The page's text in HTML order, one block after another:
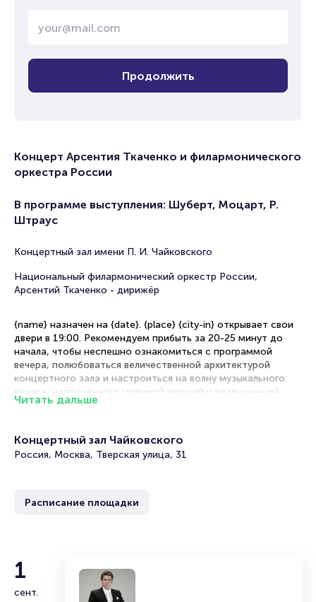
Продолжить
Концерт Арсентия Ткаченко и филармонического
оркестра России
В программе выступления: Шуберт, Моцарт, Р.
Штраус
Концертный зал имени П. И. Чайковского
Национальный филармонический оркестр России,
Арсентий Ткаченко - дирижёр
{name} назначен на {date}. {place} {city-in} открывает свои
двери в 19:00. Рекомендуем прибыть за 20-25 минут до
начала, чтобы неспешно ознакомиться с программой
вечера, полюбоваться величественной архитектурой
концертного зала и настроиться на волну музыкального
вечера, наполненного глубиной эмоций и возвышенной
красотой.
Центральный партер — оптимальное расположение для
Боковой партер — благоприятное сочетание комфортной
ансамблевое взаимодействие музыкантов
Премиум-места — изысканный комфорт в традициях
классических филармоний с безукоризненными
Читать дальше
Концертный зал Чайковского
Россия, Москва, Тверская улица, 31
Расписание площадки
1
сент.